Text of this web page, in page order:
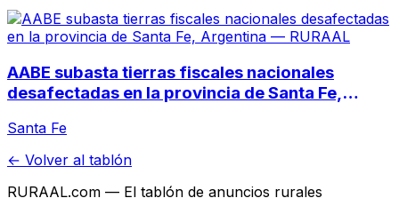
AABE subasta tierras fiscales nacionales
desafectadas en la provincia de Santa Fe,
Santa Fe
← Volver al tablón
RURAAL.com — El tablón de anuncios rurales